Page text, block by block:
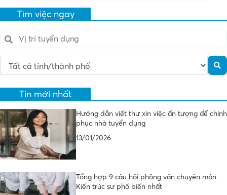
Tìm việc ngay
Tin mới nhất
Hướng dẫn viết thư xin việc ấn tượng để chinh
phục nhà tuyển dụng
13/01/2026
Tổng hợp 9 câu hỏi phỏng vấn chuyên môn
Kiến trúc sư phổ biến nhất